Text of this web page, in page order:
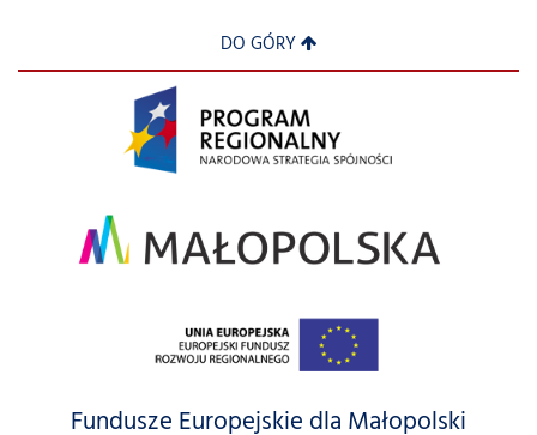
DO GÓRY
Fundusze Europejskie dla Małopolski